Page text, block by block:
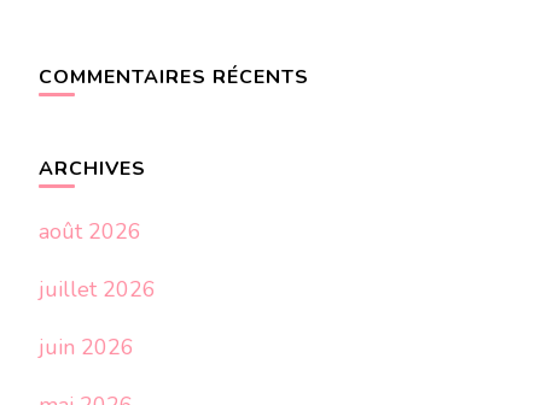
COMMENTAIRES RÉCENTS
ARCHIVES
août 2026
juillet 2026
juin 2026